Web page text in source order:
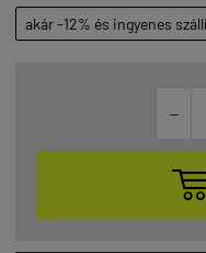
akár -12% és ingyenes
